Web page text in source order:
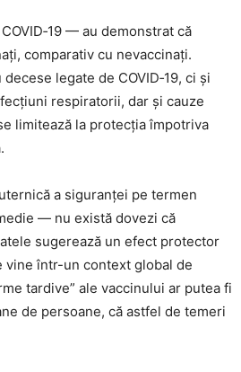
— au demonstrat că
comparativ cu nevaccinaţi.
legate de COVID‑19, ci şi
respiratorii, dar şi cauze
limitează la protecția împotriva
a siguranței pe termen
— nu există dovezi că
sugerează un efect protector
vine într-un context global de
tardive” ale vaccinului ar putea fi
de persoane, că astfel de temeri